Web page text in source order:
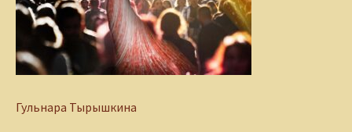
Гульнара Тырышкина